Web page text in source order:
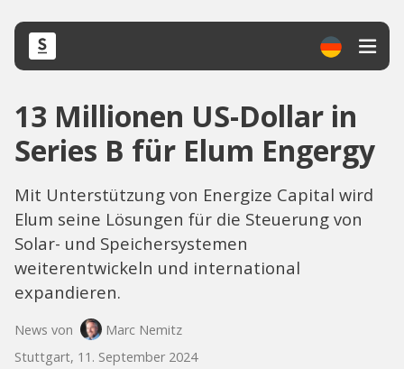
13 Millionen US-Dollar in
Series B für Elum Engergy
Mit Unterstützung von Energize Capital wird
Elum seine Lösungen für die Steuerung von
Solar- und Speichersystemen
weiterentwickeln und international
expandieren.
News von
Marc Nemitz
Stuttgart, 11. September 2024